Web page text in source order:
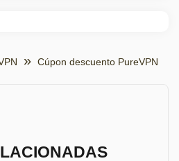
Cúpon descuento PureVPN